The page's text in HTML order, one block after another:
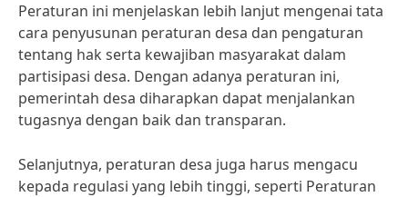
Peraturan ini menjelaskan lebih lanjut mengenai tata
cara penyusunan peraturan desa dan pengaturan
tentang hak serta kewajiban masyarakat dalam
partisipasi desa. Dengan adanya peraturan ini,
pemerintah desa diharapkan dapat menjalankan
tugasnya dengan baik dan transparan.
Selanjutnya, peraturan desa juga harus mengacu
kepada regulasi yang lebih tinggi, seperti Peraturan